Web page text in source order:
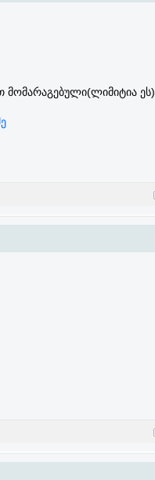
მომარაგებული(ლიმიტია ეს)